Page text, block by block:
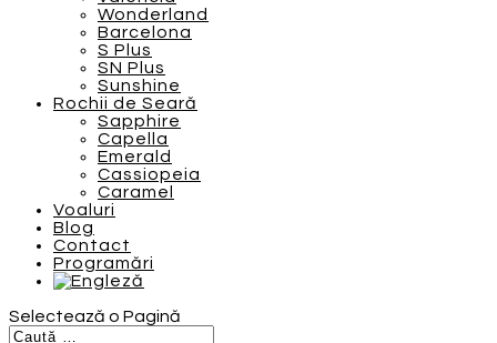
Wonderland
Barcelona
S Plus
SN Plus
Sunshine
Rochii de Seară
Sapphire
Capella
Emerald
Cassiopeia
Caramel
Voaluri
Blog
Contact
Programări
Selectează o Pagină